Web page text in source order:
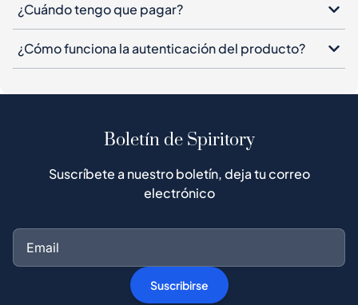
¿Cuándo tengo que pagar?
¿Cómo funciona la autenticación del producto?
Boletín de Spiritory
Suscríbete a nuestro boletín, deja tu correo
electrónico
Suscribirse